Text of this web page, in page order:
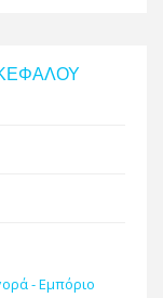
- Εμπόριο